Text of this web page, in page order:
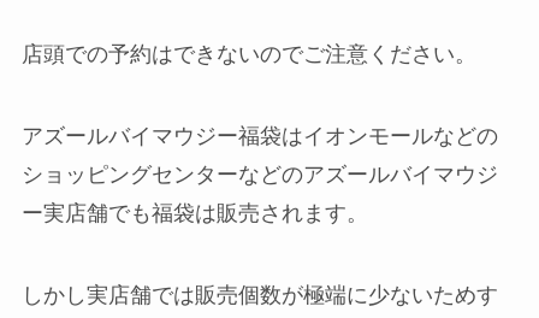
店頭での予約はできないのでご注意ください。
アズールバイマウジー福袋はイオンモールなどの
ショッピングセンターなどのアズールバイマウジ
ー実店舗でも福袋は販売されます。
しかし実店舗では販売個数が極端に少ないためす